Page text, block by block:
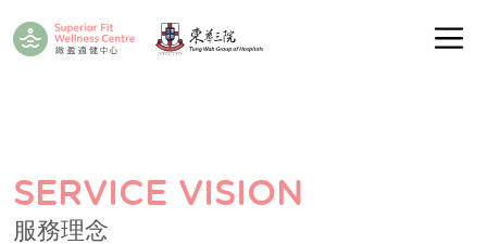
SERVICE VISION
服務理念